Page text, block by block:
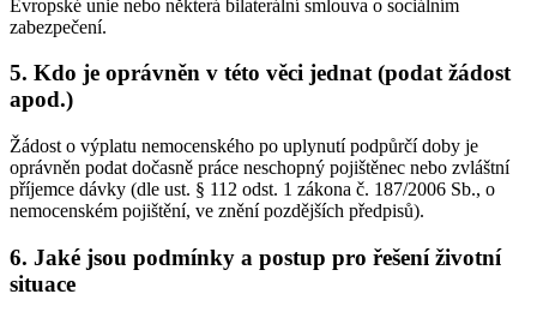
Evropské unie nebo některá bilaterální smlouva o sociálním
zabezpečení.
5. Kdo je oprávněn v této věci jednat (podat žádost
apod.)
Žádost o výplatu nemocenského po uplynutí podpůrčí doby je
oprávněn podat dočasně práce neschopný pojištěnec nebo zvláštní
příjemce dávky (dle ust. § 112 odst. 1 zákona č. 187/2006 Sb., o
nemocenském pojištění, ve znění pozdějších předpisů).
6. Jaké jsou podmínky a postup pro řešení životní
situace